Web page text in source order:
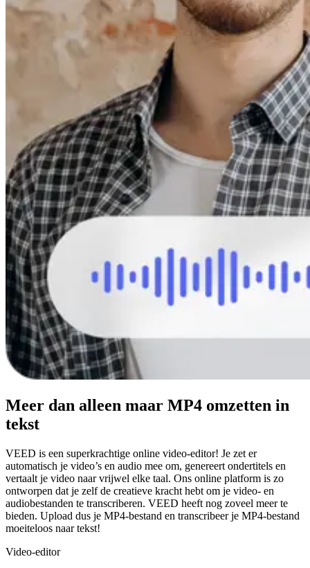
Meer dan alleen maar MP4 omzetten in
tekst
VEED is een superkrachtige online video-editor! Je zet er
automatisch je video’s en audio mee om, genereert ondertitels en
vertaalt je video naar vrijwel elke taal. Ons online platform is zo
ontworpen dat je zelf de creatieve kracht hebt om je video- en
audiobestanden te transcriberen. VEED heeft nog zoveel meer te
bieden. Upload dus je MP4-bestand en transcribeer je MP4-bestand
moeiteloos naar tekst!
Video-editor